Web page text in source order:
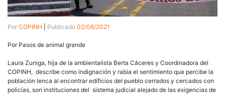
Por COPINH Publicado 02/06/2021
Por Pasos de animal grande
Laura Zuniga, hija de la ambientalista Berta Cáceres y Coordinadora del
COPINH, describe como indignación y rabia el sentimiento que percibe la
población lenca al encontrar edificios del pueblo cerrados y cercados con
policías, son instituciones del sistema judicial alejado de las exigencias de